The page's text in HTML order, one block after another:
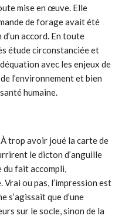
mise en œuve. Elle
de forage avait été
accord. En toute
étude circonstanciée et
avec les enjeux de
l’environnement et bien
humaine.
trop avoir joué la carte de
le dicton d’anguille
du fait accompli,
ou pas, l’impression est
s’agissait que d’une
sur le socle, sinon de la